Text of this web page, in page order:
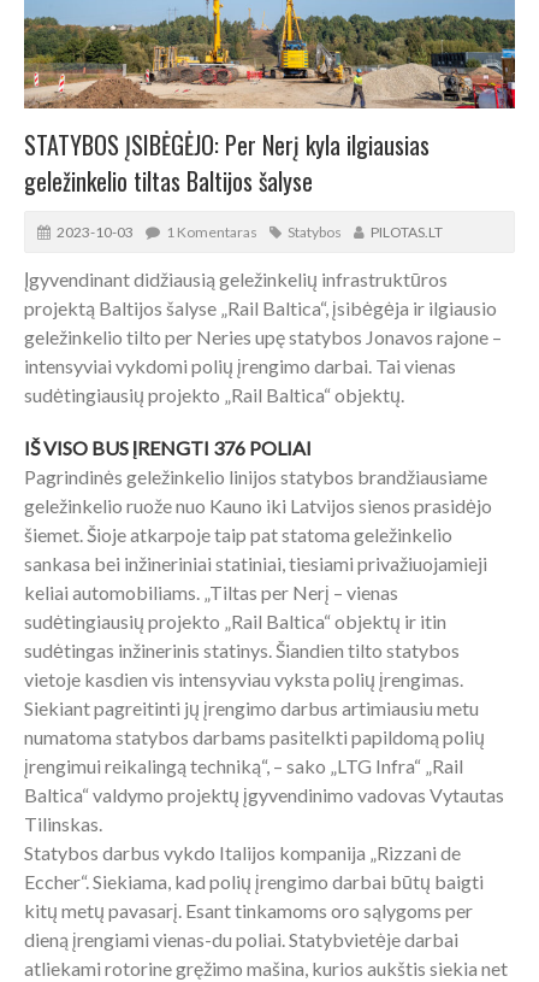
STATYBOS ĮSIBĖGĖJO: Per Nerį kyla ilgiausias
geležinkelio tiltas Baltijos šalyse
2023-10-03 1 Komentaras Statybos PILOTAS.LT
Įgyvendinant didžiausią geležinkelių infrastruktūros
projektą Baltijos šalyse „Rail Baltica“, įsibėgėja ir ilgiausio
geležinkelio tilto per Neries upę statybos Jonavos rajone –
intensyviai vykdomi polių įrengimo darbai. Tai vienas
sudėtingiausių projekto „Rail Baltica“ objektų.
IŠ VISO BUS ĮRENGTI 376 POLIAI
Pagrindinės geležinkelio linijos statybos brandžiausiame
geležinkelio ruože nuo Kauno iki Latvijos sienos prasidėjo
šiemet. Šioje atkarpoje taip pat statoma geležinkelio
sankasa bei inžineriniai statiniai, tiesiami privažiuojamieji
keliai automobiliams. „Tiltas per Nerį – vienas
sudėtingiausių projekto „Rail Baltica“ objektų ir itin
sudėtingas inžinerinis statinys. Šiandien tilto statybos
vietoje kasdien vis intensyviau vyksta polių įrengimas.
Siekiant pagreitinti jų įrengimo darbus artimiausiu metu
numatoma statybos darbams pasitelkti papildomą polių
įrengimui reikalingą techniką“, – sako „LTG Infra“ „Rail
Baltica“ valdymo projektų įgyvendinimo vadovas Vytautas
Tilinskas.
Statybos darbus vykdo Italijos kompanija „Rizzani de
Eccher“. Siekiama, kad polių įrengimo darbai būtų baigti
kitų metų pavasarį. Esant tinkamoms oro sąlygoms per
dieną įrengiami vienas-du poliai. Statybvietėje darbai
atliekami rotorine gręžimo mašina, kurios aukštis siekia net